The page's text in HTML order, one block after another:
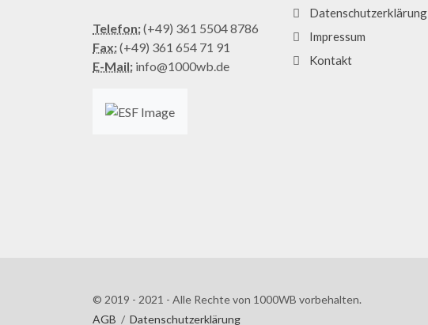
Telefon:(+49) 361 5504 8786
Fax:(+49) 361 654 71 91
E-Mail: info@1000wb.de
Datenschutzerklärung
Impressum
Kontakt
© 2019 - 2021 - Alle Rechte von 1000WB vorbehalten.
AGB / Datenschutzerklärung